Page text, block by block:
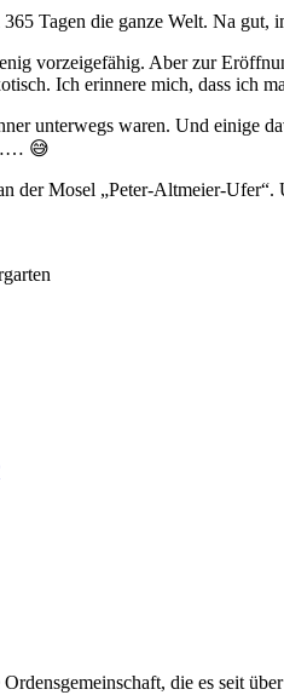
Tagen die ganze Welt. Na gut,
vorzeigefähig. Aber zur
Ich erinnere mich, dass ich
unterwegs waren. Und einige
😅
der Mosel „Peter-Altmeier-
die es seit